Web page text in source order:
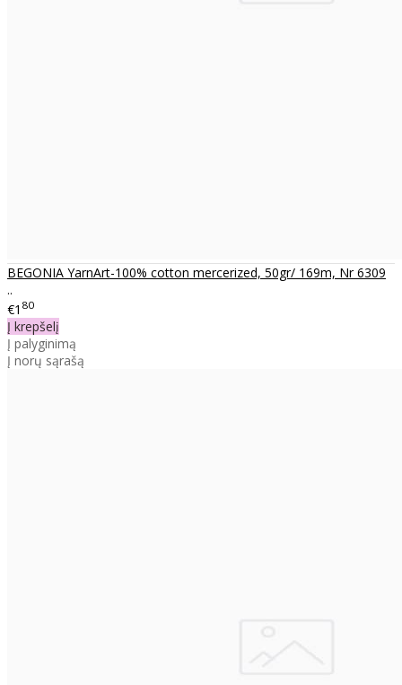
BEGONIA YarnArt-100% cotton mercerized, 50gr/ 169m, Nr 6309
..
€1 80
Į krepšelį
Į palyginimą
Į norų sąrašą